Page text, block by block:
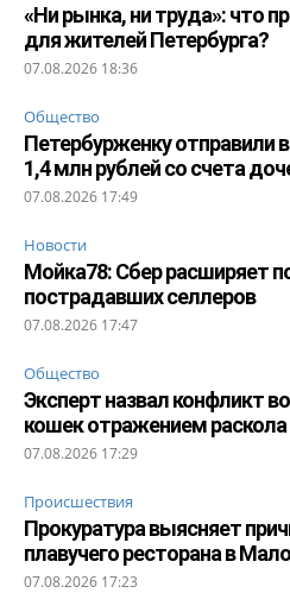
«Ни рынка, ни труда»: что
для жителей Петербурга?
07.08.2026 18:36
Общество
Петербурженку отправили
1,4 млн рублей со счета
07.08.2026 17:49
Новости
Мойка78: Сбер расширяет
пострадавших селлеров
07.08.2026 17:47
Общество
Эксперт назвал конфликт
кошек отражением
07.08.2026 17:29
Происшествия
Прокуратура выясняет
плавучего ресторана в
07.08.2026 17:23